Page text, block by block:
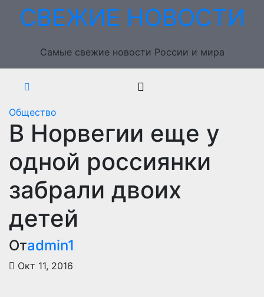
ПерейтиСВЕЖИЕ НОВОСТИ
Самые свежие новости России и мира
Общество
В Норвегии еще у
одной россиянки
забрали двоих
детей
Отadmin1
Окт 11, 2016